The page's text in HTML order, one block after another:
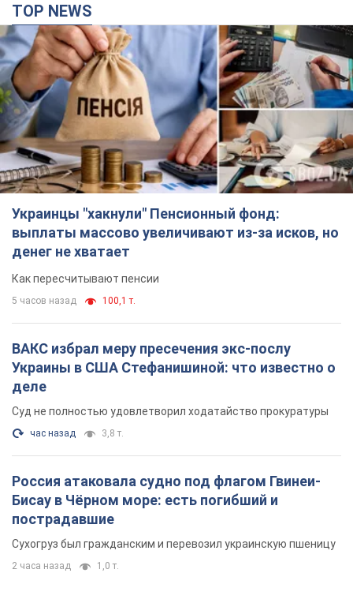
Украинцы "хакнули" Пенсионный фонд:
выплаты массово увеличивают из-за исков, но
денег не хватает
Как пересчитывают пенсии
5 часов назад 100,1 т.
ВАКС избрал меру пресечения экс-послу
Украины в США Стефанишиной: что известно о
деле
Суд не полностью удовлетворил ходатайство прокуратуры
час назад 3,8 т.
Россия атаковала судно под флагом Гвинеи-
Бисау в Чёрном море: есть погибший и
Сухогруз был гражданским и перевозил украинскую пшеницу
2 часа назад 1,0 т.